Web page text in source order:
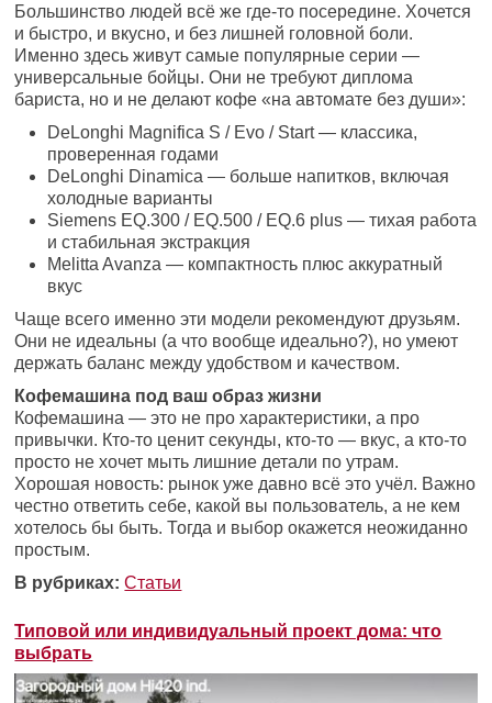
Большинство людей всё же где-то посередине. Хочется
и быстро, и вкусно, и без лишней головной боли.
Именно здесь живут самые популярные серии —
универсальные бойцы. Они не требуют диплома
бариста, но и не делают кофе «на автомате без души»:
DeLonghi Magnifica S / Evo / Start — классика,
проверенная годами
DeLonghi Dinamica — больше напитков, включая
холодные варианты
Siemens EQ.300 / EQ.500 / EQ.6 plus — тихая работа
и стабильная экстракция
Melitta Avanza — компактность плюс аккуратный
вкус
Чаще всего именно эти модели рекомендуют друзьям.
Они не идеальны (а что вообще идеально?), но умеют
держать баланс между удобством и качеством.
Кофемашина под ваш образ жизни
Кофемашина — это не про характеристики, а про
привычки. Кто-то ценит секунды, кто-то — вкус, а кто-то
просто не хочет мыть лишние детали по утрам.
Хорошая новость: рынок уже давно всё это учёл. Важно
честно ответить себе, какой вы пользователь, а не кем
хотелось бы быть. Тогда и выбор окажется неожиданно
простым.
В рубриках: Статьи
Типовой или индивидуальный проект дома: что
выбрать